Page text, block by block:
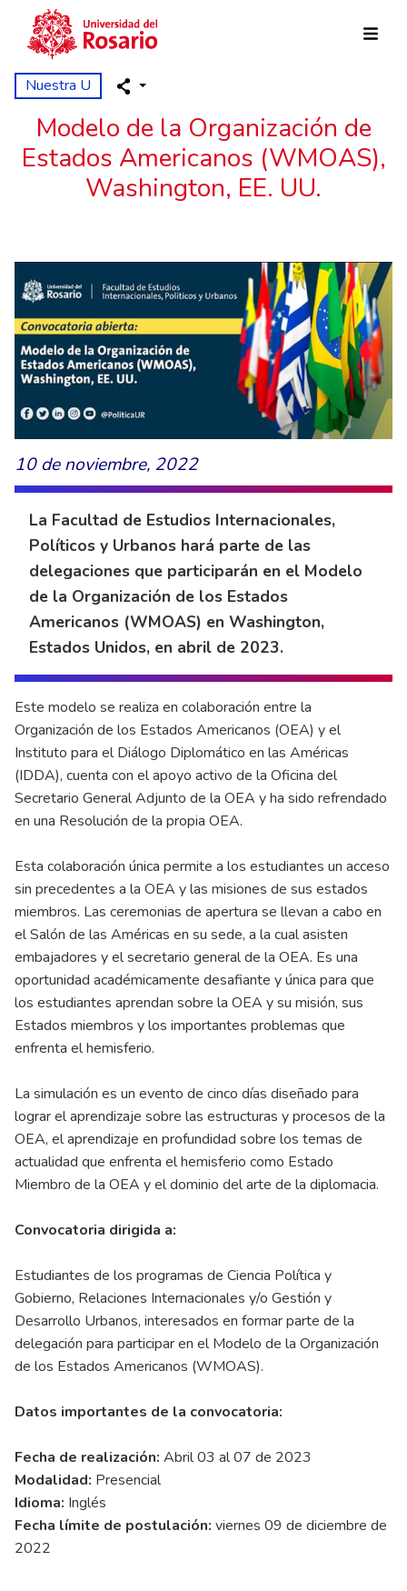
Pasar al contenido principal
Nuestra U
Modelo de la Organización de
Estados Americanos (WMOAS),
Washington, EE. UU.
10 de noviembre, 2022
La Facultad de Estudios Internacionales,
Políticos y Urbanos hará parte de las
delegaciones que participarán en el Modelo
de la Organización de los Estados
Americanos (WMOAS) en Washington,
Estados Unidos, en abril de 2023.
Este modelo se realiza en colaboración entre la
Organización de los Estados Americanos (OEA) y el
Instituto para el Diálogo Diplomático en las Américas
(IDDA), cuenta con el apoyo activo de la Oficina del
Secretario General Adjunto de la OEA y ha sido refrendado
en una Resolución de la propia OEA.
Esta colaboración única permite a los estudiantes un acceso
sin precedentes a la OEA y las misiones de sus estados
miembros. Las ceremonias de apertura se llevan a cabo en
el Salón de las Américas en su sede, a la cual asisten
embajadores y el secretario general de la OEA. Es una
oportunidad académicamente desafiante y única para que
los estudiantes aprendan sobre la OEA y su misión, sus
Estados miembros y los importantes problemas que
enfrenta el hemisferio.
La simulación es un evento de cinco días diseñado para
lograr el aprendizaje sobre las estructuras y procesos de la
OEA, el aprendizaje en profundidad sobre los temas de
actualidad que enfrenta el hemisferio como Estado
Miembro de la OEA y el dominio del arte de la diplomacia.
Convocatoria dirigida a:
Estudiantes de los programas de Ciencia Política y
Gobierno, Relaciones Internacionales y/o Gestión y
Desarrollo Urbanos, interesados en formar parte de la
delegación para participar en el Modelo de la Organización
de los Estados Americanos (WMOAS).
Datos importantes de la convocatoria:
Fecha de realización: Abril 03 al 07 de 2023
Modalidad: Presencial
Idioma: Inglés
Fecha límite de postulación: viernes 09 de diciembre de
2022